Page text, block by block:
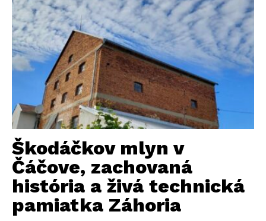
Škodáčkov mlyn v
Čáčove, zachovaná
história a živá technická
pamiatka Záhoria